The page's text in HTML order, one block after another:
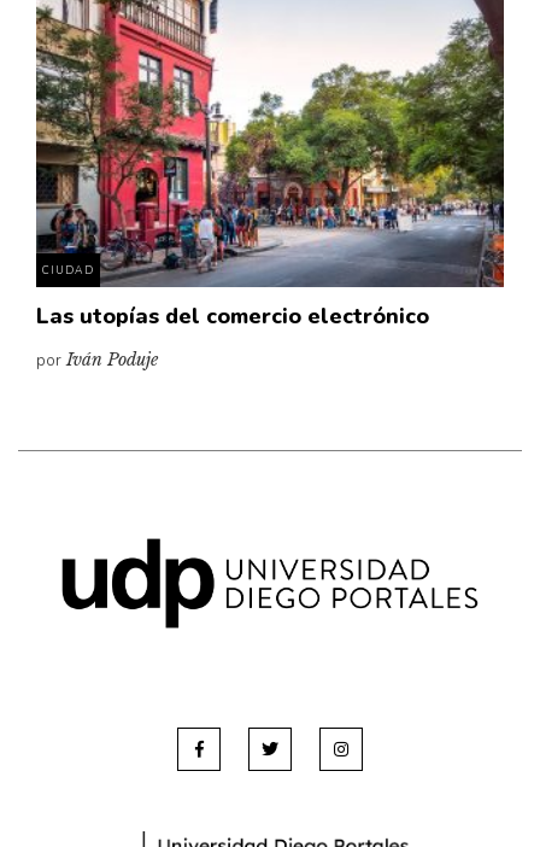
CIUDAD
Las utopías del comercio electrónico
porIván Poduje